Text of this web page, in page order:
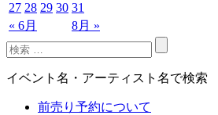
« 6月 8月 »
27 28 29 30 31
イベント名・アーティスト名で検索
前売り予約について